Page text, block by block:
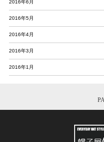
2016年6月
2016年5月
2016年4月
2016年3月
2016年1月